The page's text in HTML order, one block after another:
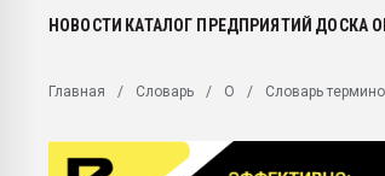
Всё, что касается выдува ПЭТ
Материал поверхности пуансона для
Продам отходы Композиция
поликарбоната и АБС-пластика
НОВОСТИ КАТАЛОГ ПРЕДПРИЯТИЙ ДОСКА
Главная Словарь О Словарь